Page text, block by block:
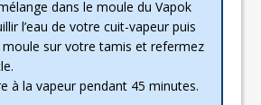
dans le moule du Vapok
l’eau de votre cuit-vapeur puis
sur votre tamis et refermez
à la vapeur pendant 45 minutes.